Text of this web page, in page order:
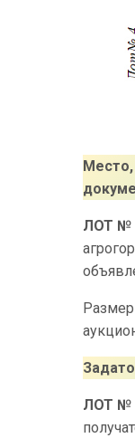
Место,
ЛОТ №
ЛОТ №